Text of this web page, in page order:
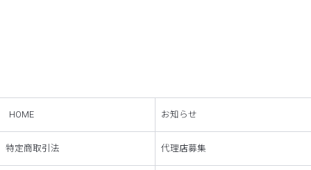
HOME お知らせ
特定商取引法 代理店募集